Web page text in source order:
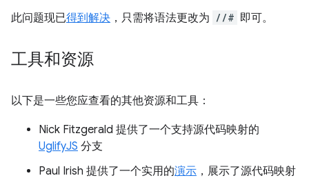
此问题现已得到解决 ，只需将语法更改为 //# 即可。
工具和资源
以下是一些您应查看的其他资源和工具：
Nick Fitzgerald 提供了一个支持源代码映射的
UglifyJS 分支
Paul Irish 提供了一个实用的演示 ，展示了源代码映射